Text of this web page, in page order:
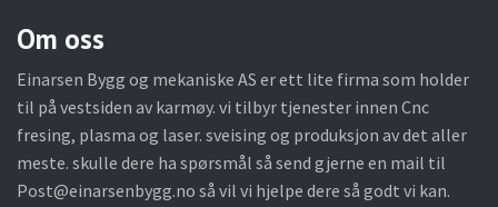
Om oss
Einarsen Bygg og mekaniske AS er ett lite firma som holder
til på vestsiden av karmøy. vi tilbyr tjenester innen Cnc
fresing, plasma og laser. sveising og produksjon av det aller
meste. skulle dere ha spørsmål så send gjerne en mail til
Post@einarsenbygg.no så vil vi hjelpe dere så godt vi kan.